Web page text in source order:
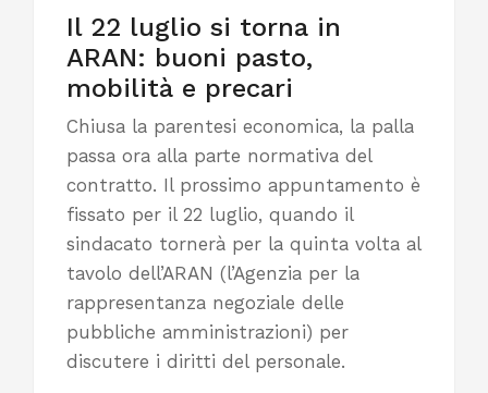
Il 22 luglio si torna in
ARAN: buoni pasto,
mobilità e precari
Chiusa la parentesi economica, la palla
passa ora alla parte normativa del
contratto. Il prossimo appuntamento è
fissato per il 22 luglio, quando il
sindacato tornerà per la quinta volta al
tavolo dell’ARAN (l’Agenzia per la
rappresentanza negoziale delle
pubbliche amministrazioni) per
discutere i diritti del personale.